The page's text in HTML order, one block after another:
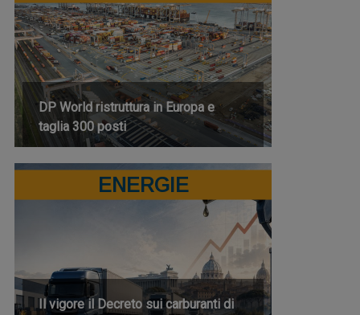
DP World ristruttura in Europa e
taglia 300 posti
ENERGIE
Il vigore il Decreto sui carburanti di